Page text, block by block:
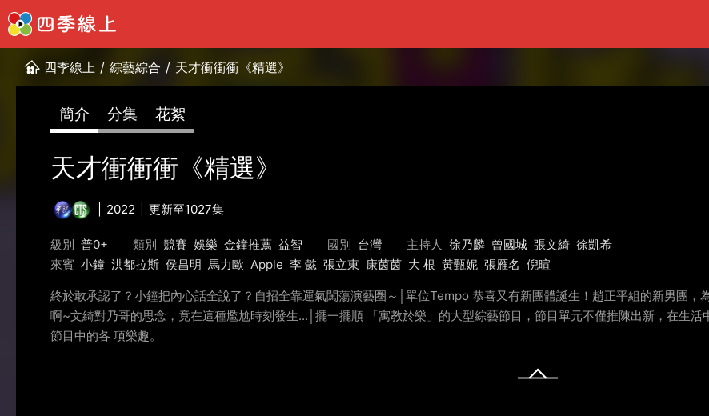
四季線上 / 綜藝綜合 / 天才衝衝衝《精選》
簡介 分集 花絮
天才衝衝衝《精選》
2022 更新至1027集
級別 普0+ 類別 競賽 娛樂 金鐘推薦 益智 國別 台灣 主持人 徐乃麟 曾國城 張文綺 徐凱希
來賓 小鐘 洪都拉斯 侯昌明 馬力歐 Apple 李 懿 張立東 康茵茵 大 根 黃甄妮 張雁名 倪暄
終於敢承認了？小鐘把內心話全說了？自招全靠運氣闖蕩演藝圈～│單位Tempo 恭喜又有新團體誕生！趙正平組的新男團
啊~文綺對乃哥的思念，竟在這種尷尬時刻發生...│擺一擺順 「寓教於樂」的大型綜藝節目，節目單元不僅推陳出新，在生
節目中的各 項樂趣。